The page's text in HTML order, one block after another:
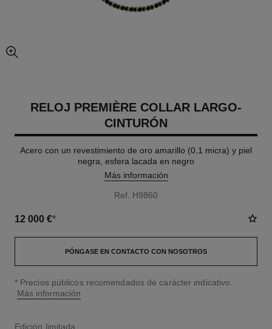
imagen agrandada
RELOJ PREMIÈRE COLLAR LARGO-
CINTURÓN
Acero con un revestimiento de oro amarillo (0,1 micra) y piel
negra, esfera lacada en negro
Más información
Ref. H9860
12 000 €*
PÓNGASE EN CONTACTO CON NOSOTROS
↩
* Precios públicos recomendados de carácter indicativo.
Más información
Edición limitada